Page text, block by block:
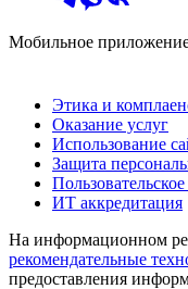
Мобильное
Этика и
Оказание услуг
Использование
Защита
ИТ аккредитация
На информационном
рекомендательные
предоставления